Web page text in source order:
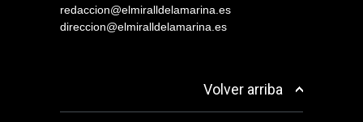
redaccion@elmiralldelamarina.es
direccion@elmiralldelamarina.es
Volver arriba